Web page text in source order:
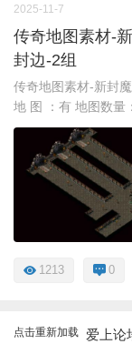
2025-11-7
传奇地图素材-
封边-2组
传奇地图素材-新封
地 图 ：有 地图数量
1213 0
点击重新加载 爱上论